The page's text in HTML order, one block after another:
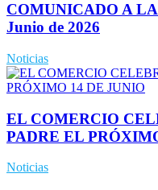
COMUNICADO A
Junio de 2026
Noticias
EL COMERCIO
PADRE EL
Noticias